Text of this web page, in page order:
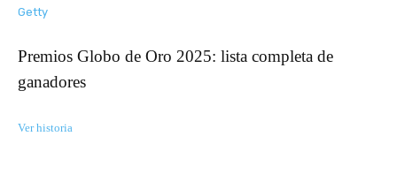
Getty
Premios Globo de Oro 2025: lista completa de
ganadores
Ver historia